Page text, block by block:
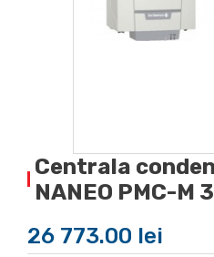
Centrala
NANEO PMC-M
26 773.00 lei